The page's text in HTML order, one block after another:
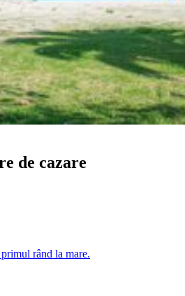
de cazare
rând la mare.